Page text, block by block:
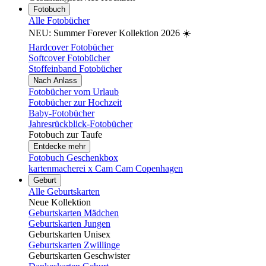
Fotobuch
Alle Fotobücher
NEU: Summer Forever Kollektion 2026 ☀️
Hardcover Fotobücher
Softcover Fotobücher
Stoffeinband Fotobücher
Nach Anlass
Fotobücher vom Urlaub
Fotobücher zur Hochzeit
Baby-Fotobücher
Jahresrückblick-Fotobücher
Fotobuch zur Taufe
Entdecke mehr
Fotobuch Geschenkbox
kartenmacherei x Cam Cam Copenhagen
Geburt
Alle Geburtskarten
Neue Kollektion
Geburtskarten Mädchen
Geburtskarten Jungen
Geburtskarten Unisex
Geburtskarten Zwillinge
Geburtskarten Geschwister